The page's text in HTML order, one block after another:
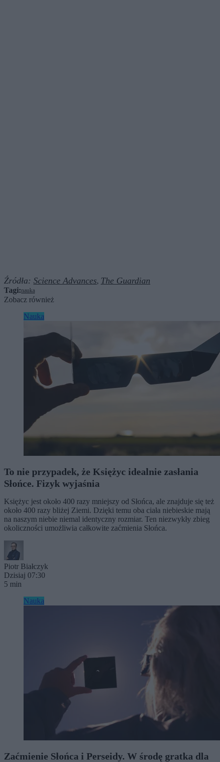
Źródła: Science Advances, The Guardian
Tagi:nauka
Zobacz również
Nauka
To nie przypadek, że Księżyc idealnie zasłania
Słońce. Fizyk wyjaśnia
Księżyc jest około 400 razy mniejszy od Słońca, ale znajduje się też
około 400 razy bliżej Ziemi. Dzięki temu oba ciała niebieskie mają
na naszym niebie niemal identyczny rozmiar. Ten niezwykły zbieg
okoliczności umożliwia całkowite zaćmienia Słońca.
Piotr Białczyk
Dzisiaj 07:30
5 min
Nauka
Zaćmienie Słońca i Perseidy. W środę gratka dla